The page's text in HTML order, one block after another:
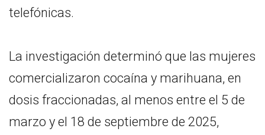
telefónicas.
La investigación determinó que las mujeres
comercializaron cocaína y marihuana, en
dosis fraccionadas, al menos entre el 5 de
marzo y el 18 de septiembre de 2025,